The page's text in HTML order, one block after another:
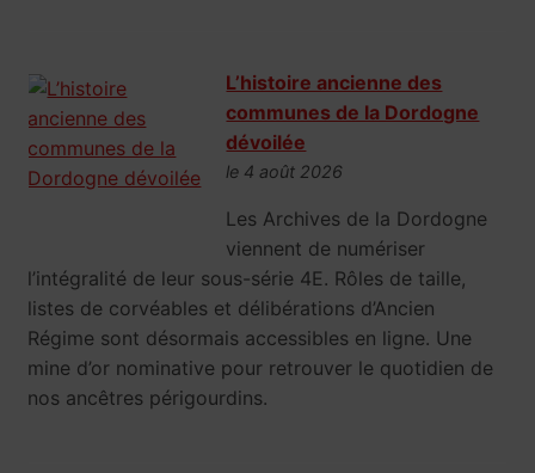
L’histoire ancienne des
communes de la Dordogne
dévoilée
le 4 août 2026
Les Archives de la Dordogne
viennent de numériser
l’intégralité de leur sous-série 4E. Rôles de taille,
listes de corvéables et délibérations d’Ancien
Régime sont désormais accessibles en ligne. Une
mine d’or nominative pour retrouver le quotidien de
nos ancêtres périgourdins.